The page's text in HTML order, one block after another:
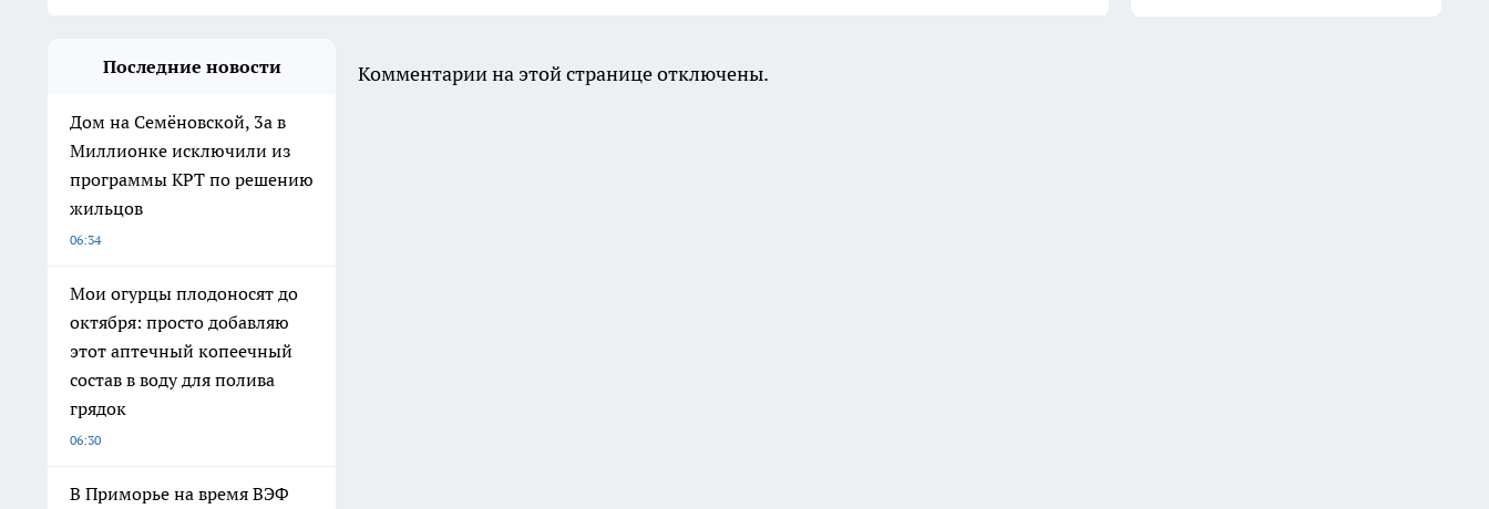
Последние новости
Дом на Семёновской, 3а в
Миллионке исключили из
программы КРТ по решению
жильцов
06:34
Мои огурцы плодоносят до
октября: просто добавляю
этот аптечный копеечный
состав в воду для полива
грядок
06:30
В Приморье на время ВЭФ
Комментарии на этой странице отключены.